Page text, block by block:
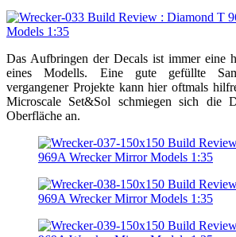
Das Aufbringen der Decals ist immer eine
eines Modells. Eine gute gefüllte
vergangener Projekte kann hier oftmals
Microscale Set&Sol schmiegen sich die
Oberfläche an.